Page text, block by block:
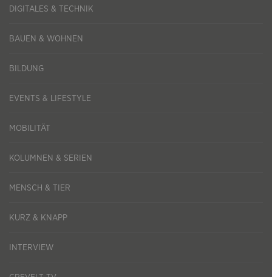
DIGITALES & TECHNIK
BAUEN & WOHNEN
BILDUNG
EVENTS & LIFESTYLE
MOBILITÄT
KOLUMNEN & SERIEN
MENSCH & TIER
KURZ & KNAPP
INTERVIEW